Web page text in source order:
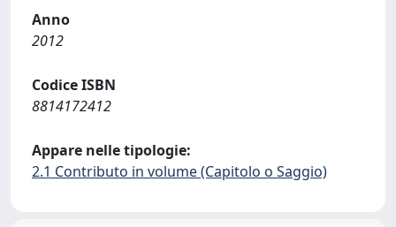
Anno
2012
Codice ISBN
8814172412
Appare nelle tipologie:
2.1 Contributo in volume (Capitolo o Saggio)